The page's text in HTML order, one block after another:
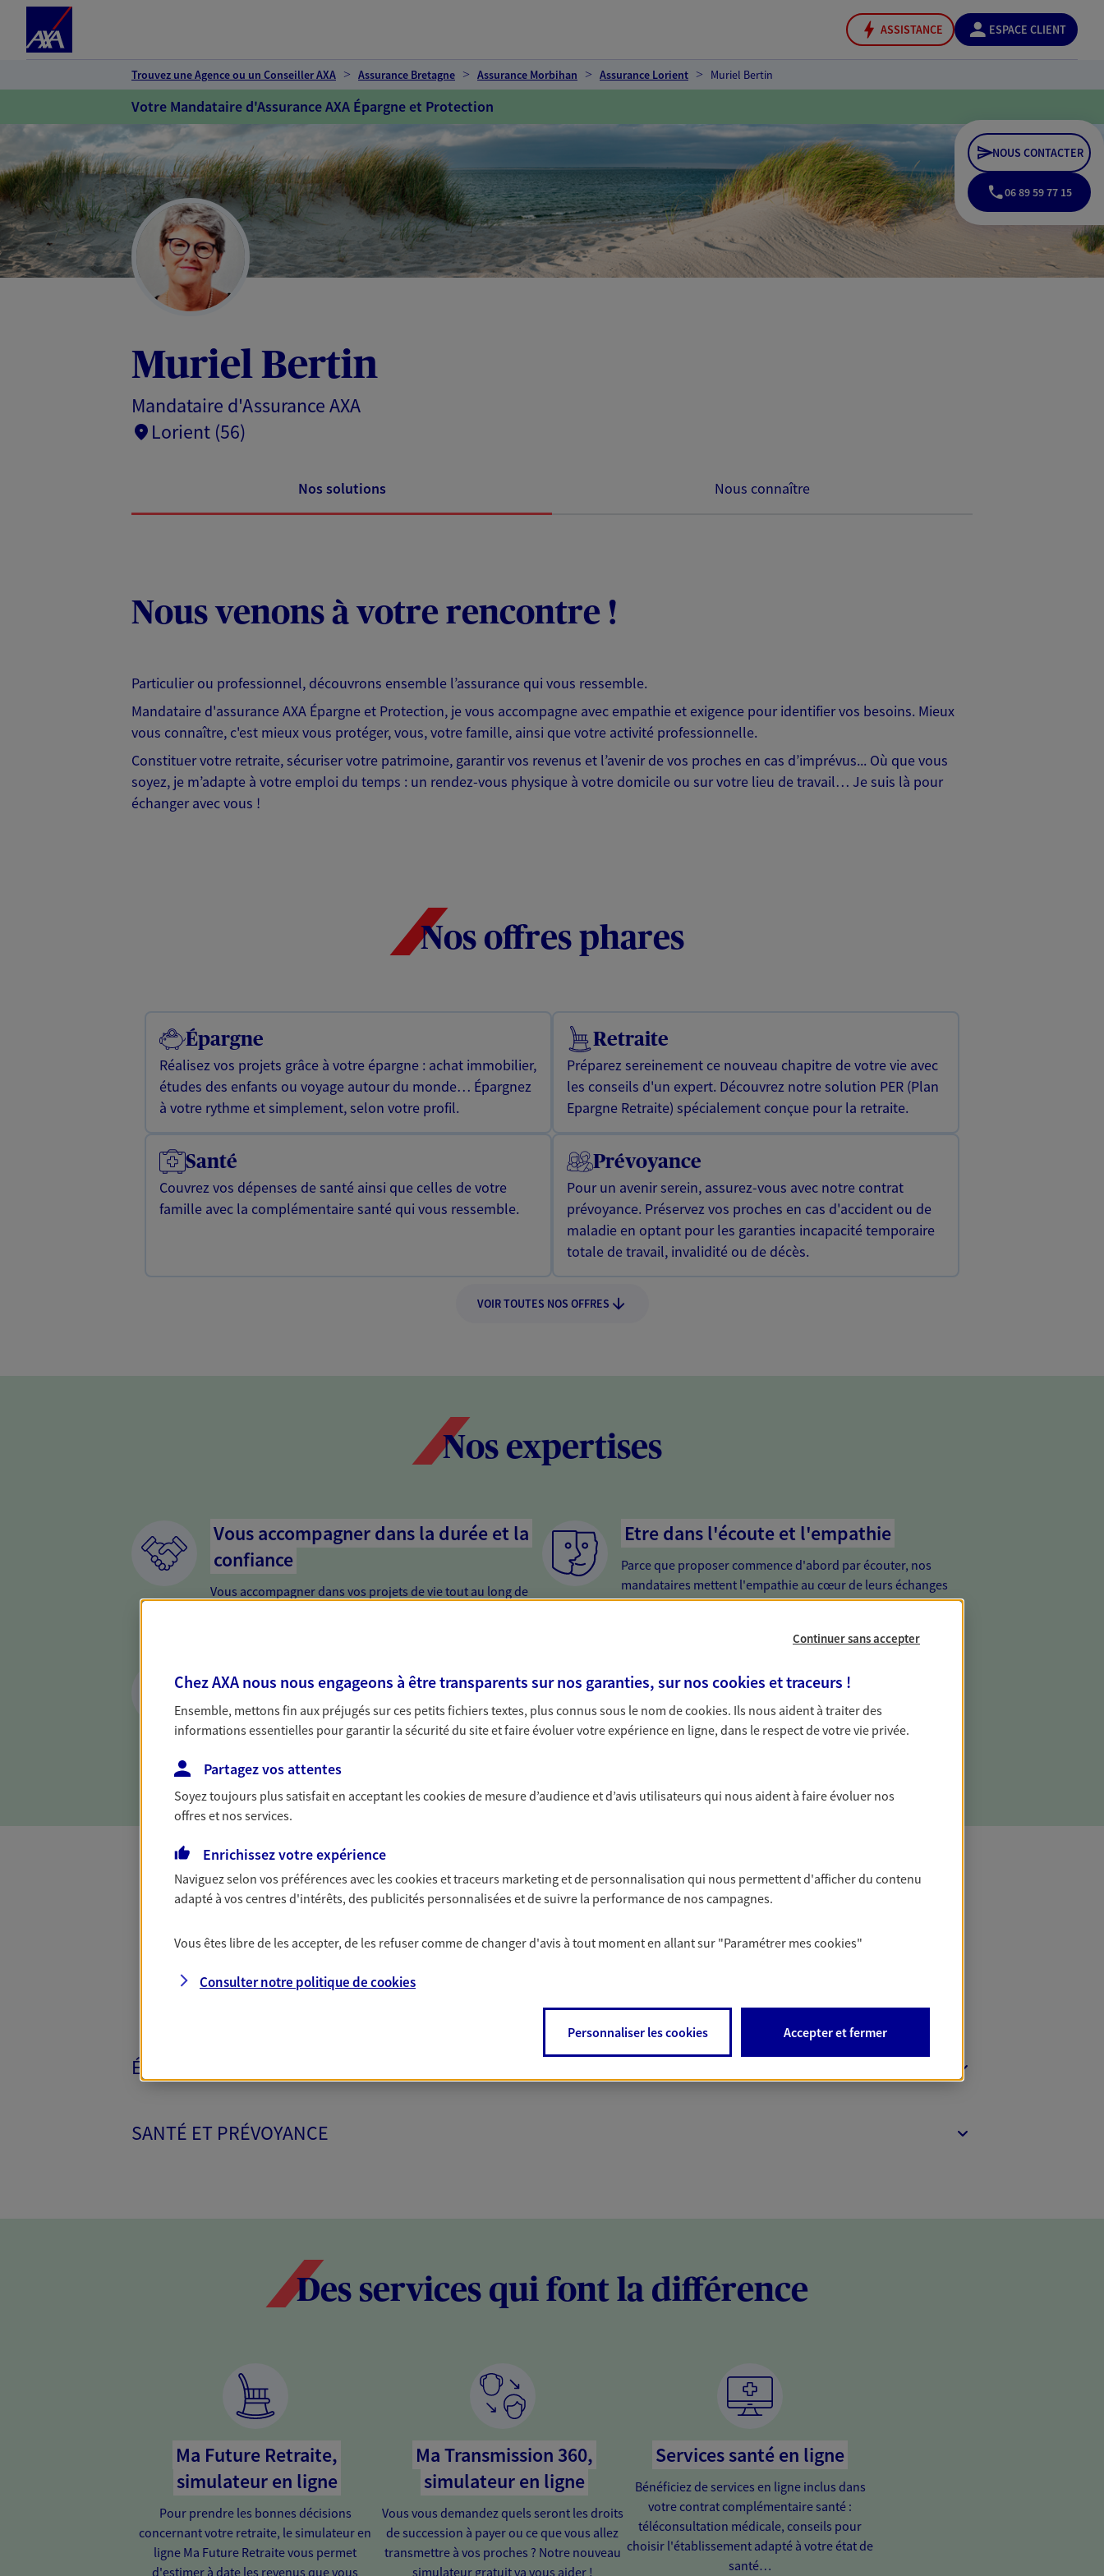
ASSISTANCE ESPACE CLIENT
Trouvez une Agence ou un Conseiller AXA Assurance Bretagne Assurance Morbihan Assurance Lorient Muriel Bertin
Votre Mandataire d'Assurance AXA Épargne et Protection
Muriel Bertin
Mandataire d'Assurance AXA
Lorient (56)
NOUS CONTACTER
06 89 59 77 15
Nos solutions Nous connaître
Nous venons à votre rencontre !
Particulier ou professionnel, découvrons ensemble l’assurance qui vous ressemble.
Mandataire d'assurance AXA Épargne et Protection, je vous accompagne avec empathie et exigence pour identifier vos besoins. Mieux
vous connaître, c'est mieux vous protéger, vous, votre famille, ainsi que votre activité professionnelle.
Constituer votre retraite, sécuriser votre patrimoine, garantir vos revenus et l’avenir de vos proches en cas d’imprévus... Où que vous
soyez, je m’adapte à votre emploi du temps : un rendez-vous physique à votre domicile ou sur votre lieu de travail… Je suis là pour
échanger avec vous !
Nos offres phares
Épargne
Réalisez vos projets grâce à votre épargne : achat immobilier,
études des enfants ou voyage autour du monde… Épargnez
à votre rythme et simplement, selon votre profil.
Retraite
Préparez sereinement ce nouveau chapitre de votre vie avec
les conseils d'un expert. Découvrez notre solution PER (Plan
Epargne Retraite) spécialement conçue pour la retraite.
Santé
Couvrez vos dépenses de santé ainsi que celles de votre
famille avec la complémentaire santé qui vous ressemble.
Prévoyance
Pour un avenir serein, assurez-vous avec notre contrat
prévoyance. Préservez vos proches en cas d'accident ou de
maladie en optant pour les garanties incapacité temporaire
totale de travail, invalidité ou de décès.
VOIR TOUTES NOS OFFRES
Nos expertises
Vous accompagner dans la durée et la
confiance
Vous accompagner dans vos projets de vie tout au long de
Etre dans l'écoute et l'empathie
Parce que proposer commence d'abord par écouter, nos
mandataires mettent l'empathie au cœur de leurs échanges
pour mieux comprendre vos besoins et mieux vous soutenir
Anticiper et préparer votre retraite
Il n'est jamais ni trop tôt, ni trop tard pour préparer votre
retraite. Nous vous aidons à trouver les solutions pour
maintenir votre qualité de vie et profiter pleinement de cette
nouvelle étape : PER, assurance vie...
Etre proche de vous, tout simplement
Avoir un interlocuteur proche de vous, facilement joignable,
cela change tout. Une relation de proximité est toujours une
relation de qualité.
Toutes nos solutions AXA Épargne et Protection
ÉPARGNE ET RETRAITE
SANTÉ ET PRÉVOYANCE
Des services qui font la différence
Ma Future Retraite,
simulateur en ligne
Pour prendre les bonnes décisions
concernant votre retraite, le simulateur en
ligne Ma Future Retraite vous permet
d'estimer à date les revenus que vous
Ma Transmission 360,
simulateur en ligne
Vous vous demandez quels seront les droits
de succession à payer ou ce que vous allez
transmettre à vos proches ? Notre nouveau
simulateur gratuit va vous aider !
Services santé en ligne
Bénéficiez de services en ligne inclus dans
votre contrat complémentaire santé :
téléconsultation médicale, conseils pour
choisir l'établissement adapté à votre état de
santé…
Continuer sans accepter
Chez AXA nous nous engageons à être transparents sur nos garanties, sur nos cookies et traceurs !
Ensemble, mettons fin aux préjugés sur ces petits fichiers textes, plus connus sous le nom decookies. Ils nous aident à traiter des
informations essentielles pour garantir la sécurité du site et faire évoluer votre expérience en ligne, dans le respect de votre vie privée.
Partagez vos attentes
Soyez toujours plus satisfait en acceptant lescookiesde mesure d’audience et d’avis utilisateurs qui nous aident à faire évoluer nos
offres et nos services.
Enrichissez votre expérience
Naviguez selon vos préférences avec lescookies et traceurs marketing et de personnalisation qui nous permettent d'afficher du contenu
adapté à vos centres d'intérêts, des publicités personnalisées et de suivre la performance de nos campagnes.
Vous êtes libre de les accepter, de les refuser comme de changer d'avis à tout moment en allant sur "Paramétrer mescookies"
Consulter notre politique decookies
Personnaliser les cookies Accepter et fermer